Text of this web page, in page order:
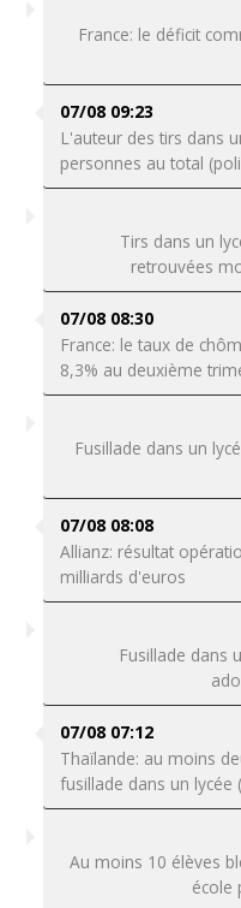
France: le déficit
07/08 09:23
L'auteur des tirs dans
personnes au total
Tirs dans un
retrouvées
07/08 08:30
France: le taux de
8,3% au deuxième
Fusillade dans un
07/08 08:08
Allianz: résultat
milliards d'euros
Fusillade dans
07/08 07:12
Thaïlande: au moins
fusillade dans un lycée
Au moins 10 élèves
école